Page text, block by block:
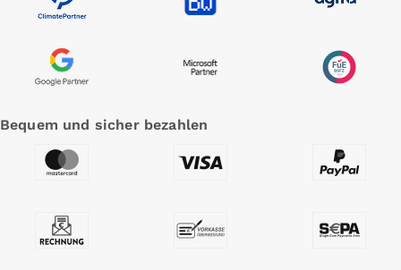
Bequem und sicher bezahlen